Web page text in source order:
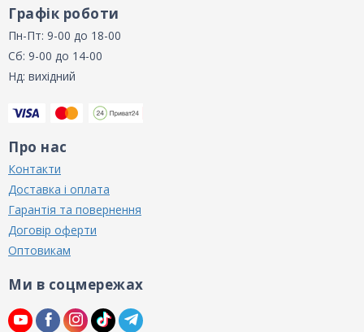
Графік роботи
Пн-Пт: 9-00 до 18-00
Сб: 9-00 до 14-00
Нд: вихідний
Про нас
Контакти
Доставка і оплата
Гарантія та повернення
Договір оферти
Оптовикам
Ми в соцмережах